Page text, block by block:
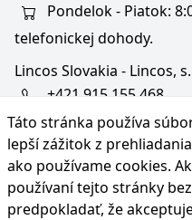
Táto stránka používa
lepší zážitok z
ako používame cookies.
používaní tejto stránky
predpokladať, že
Pondelok - Piatok:
telefonickej dohody.
Lincos Slovakia - Lincos,
+421 915 155 468
+36/30 343 6714
bratislava@lincos.sk
Lincos s.r.o.,
Rača, Slovensko